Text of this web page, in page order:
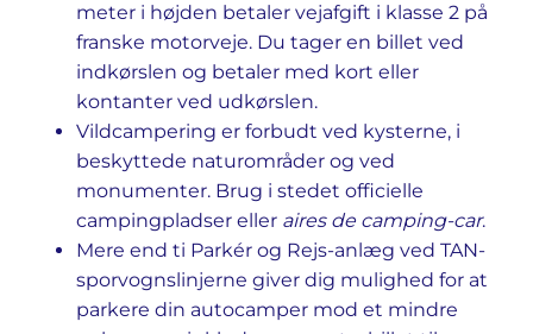
meter i højden betaler vejafgift i klasse 2 på
franske motorveje. Du tager en billet ved
indkørslen og betaler med kort eller
kontanter ved udkørslen.
Vildcampering er forbudt ved kysterne, i
beskyttede naturområder og ved
monumenter. Brug i stedet officielle
campingpladser eller aires de camping-car.
Mere end ti Parkér og Rejs-anlæg ved TAN-
sporvognslinjerne giver dig mulighed for at
parkere din autocamper mod et mindre